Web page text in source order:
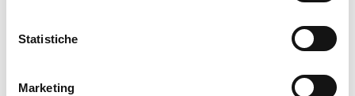
Statistiche
Marketing